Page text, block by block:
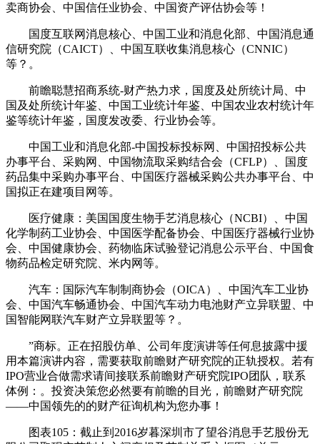
卖商协会、中国信任业协会、中国资产评估协会等！
国度互联网消息核心、中国工业和消息化部、中国消息通
信研究院（CAICT）、中国互联收集消息核心（CNNIC）
等？。
前瞻聪慧招商系统-财产热力求，国度及处所统计局、中
国及处所统计年鉴、中国工业统计年鉴、中国农业农村统计年
鉴等统计年鉴，国度发改委、行业协会等。
中国工业和消息化部-中国投标投标网、中国招投标公共
办事平台、采购网、中国物流取采购结合会（CFLP）、国度
药品集中采购办事平台、中国医疗器械采购公共办事平台、中
国拟正在建项目网等。
医疗健康：美国国度生物手艺消息核心（NCBI）、中国
化学制药工业协会、中国医学配备协会、中国医疗器械行业协
会、中国健康协会、药物临床试验登记消息公示平台、中国食
物药品检定研究院、米内网等。
汽车：国际汽车制制商协会（OICA）、中国汽车工业协
会、中国汽车畅通协会、中国汽车动力电池财产立异联盟、中
国智能网联汽车财产立异联盟等？。
”商标。正在招股仿单、公司年度演讲等任何息披露中援
用本篇演讲内容，需要获取前瞻财产研究院的正轨授权。若有
IPO营业合做需求请间接联系前瞻财产研究院IPO团队，联系
体例：。投资决策您必然要有前瞻的目光，前瞻财产研究院
——中国领先的的财产征询机构为您办事！
图表105：截止到2016岁暮深圳市了望谷消息手艺股份无